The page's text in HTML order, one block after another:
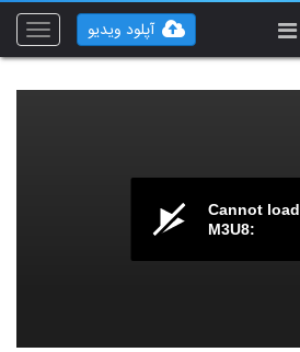
Toggle
آپلود ویدیو
Cannot load
M3U8: